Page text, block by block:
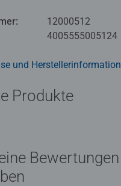
12000512
4005555005124
und Herstellerinformation
Produkte
Bewertungen